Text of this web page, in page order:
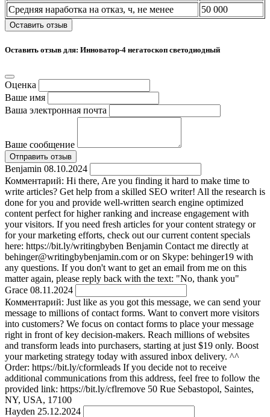
Средняя наработка на отказ, ч, не менее
50 000
Оставить отзыв
Оставить отзыв для: Инноватор-4 негатоскоп светодиодный
Оценка
Ваше имя
Ваша электронная почта
Ваше сообщение
Отправить отзыв
Benjamin 08.10.2024
Комментарий: Hi there, Are you finding it hard to make time to
write articles? Get help from a skilled SEO writer! All the research is
done for you and provide well-written search engine optimized
content perfect for higher ranking and increase engagement with
your visitors. If you need fresh articles for your content strategy or
for your marketing efforts, check out our current content specials
here: https://bit.ly/writingbyben Benjamin Contact me directly at
behinger@writingbybenjamin.com or on Skype: behinger19 with
any questions. If you don't want to get an email from me on this
matter again, please reply back with the text: "No, thank you"
Grace 08.11.2024
Комментарий: Just like as you got this message, we can send your
message to millions of contact forms. Want to convert more visitors
into customers? We focus on contact forms to place your message
right in front of key decision-makers. Reach millions of websites
and transform leads into purchasers, starting at just $19 only. Boost
your marketing strategy today with assured inbox delivery. ^^
Order: https://bit.ly/cformleads If you decide not to receive
additional communications from this address, feel free to follow the
provided link: https://bit.ly/cflremove 50 Rue Sebastopol, Saintes,
NY, USA, 17100
Hayden 25.12.2024